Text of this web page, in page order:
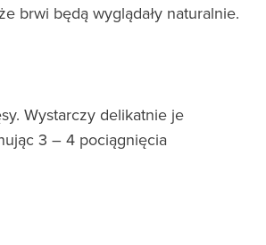
brwi będą wyglądały naturalnie.
Wystarczy delikatnie je
3 – 4 pociągnięcia